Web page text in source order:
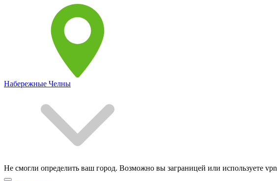
Набережные Челны
Не смогли определить ваш город. Возможно вы заграницей или используете vpn